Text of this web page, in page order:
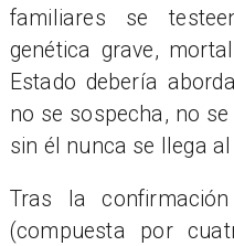
familiares se
genética grave,
Estado debería
no se sospecha, no
sin é l nunca se llega
Tras la
(compuesta por